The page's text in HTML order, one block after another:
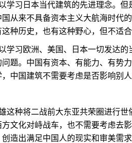
学习日本当代建筑的先进理念。但
从来不具备资本主义大航海时代
这种历史，也有这种野心，但不适
学习欧洲、美国、日本一切发达的
题。中国有资本、有能力、有势
，中国建筑不需要考虑是否影响别
这种将二战前大东亚共荣圈进行
文化对峙战车，也不需要考虑去
造出满足中国人的现实和审美需